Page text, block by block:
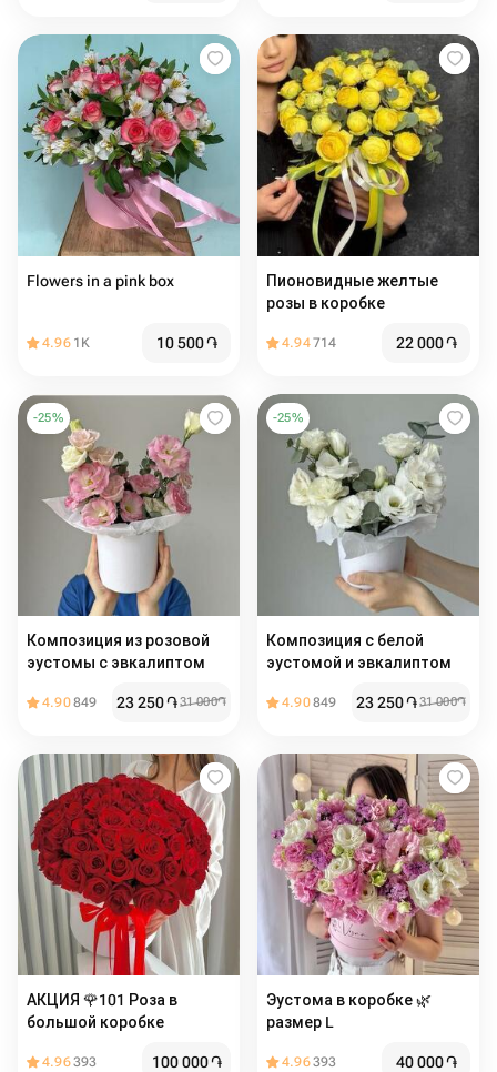
Flowers in a pink box
4.96 1K 10 500֏
Пионовидные желтые
розы в коробке
4.94714 22 000֏
-25%
Композиция из розовой
эустомы с эвкалиптом
4.90849 23 250֏31 000֏
-25%
Композиция с белой
эустомой и эвкалиптом
4.90849 23 250֏31 000֏
АКЦИЯ 🌹101 Роза в
большой коробке
4.96393 100 000֏
Эустома в коробке 🌿
размер L
4.96393 40 000֏